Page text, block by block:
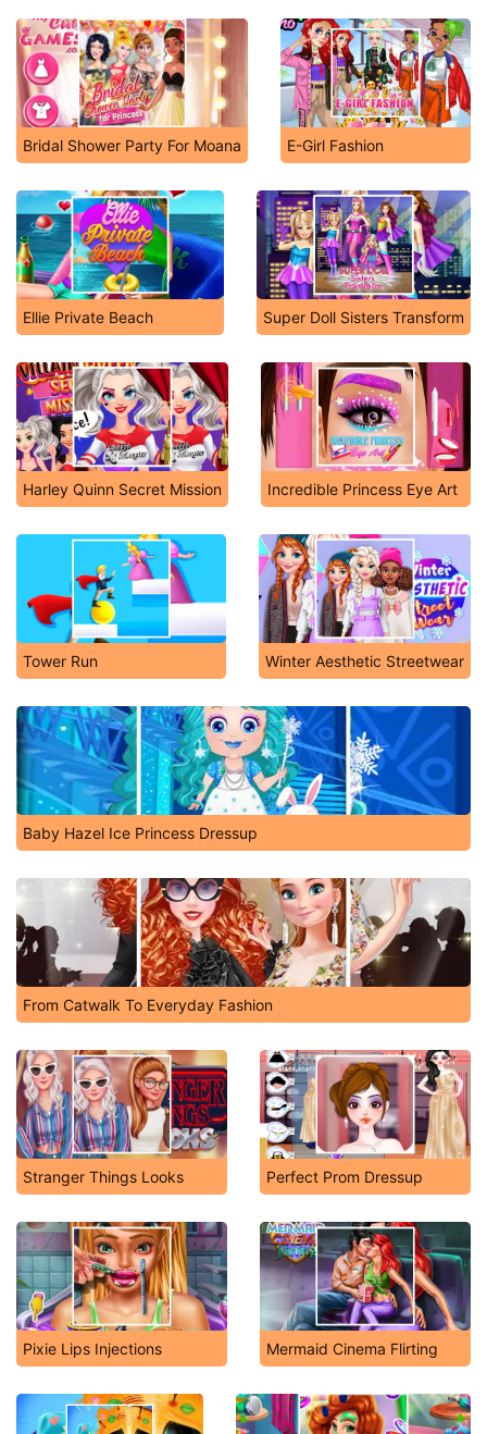
Bridal Shower Party For Moana E-Girl Fashion
Ellie Private Beach Super Doll Sisters Transform
Harley Quinn Secret Mission Incredible Princess Eye Art
Tower Run Winter Aesthetic Streetwear
Baby Hazel Ice Princess Dressup
From Catwalk To Everyday Fashion
Stranger Things Looks Perfect Prom Dressup
Pixie Lips Injections Mermaid Cinema Flirting